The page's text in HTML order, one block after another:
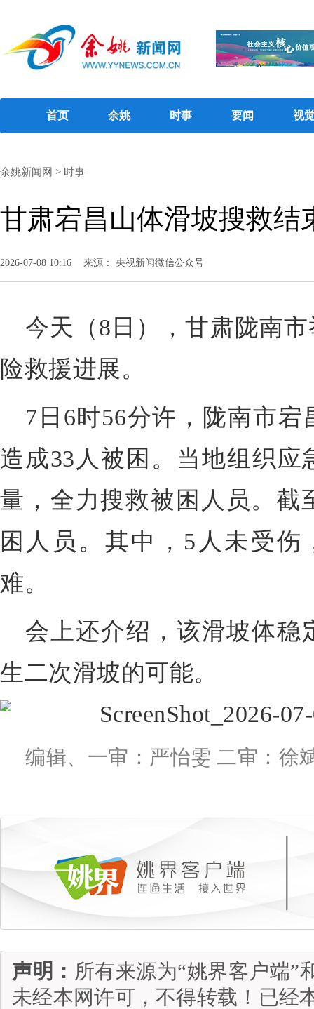
首页 余姚 时事 要闻 视
余姚新闻网 > 时事
甘肃宕昌山体滑坡搜救结
2026-07-08 10:16 来源： 央视新闻微信公众号
今天（8日），甘肃陇南
险救援进展。
7日6时56分许，陇南市
造成33人被困。当地组织
量，全力搜救被困人员。截
困人员。其中，5人未受伤
难。
会上还介绍，该滑坡体稳
生二次滑坡的可能。
编辑、一审：严怡雯 二审：徐
声明： 所有来源为“姚界客户端”
未经本网许可，不得转载！已经